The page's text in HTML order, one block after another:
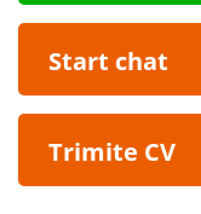
Start chat
Trimite CV